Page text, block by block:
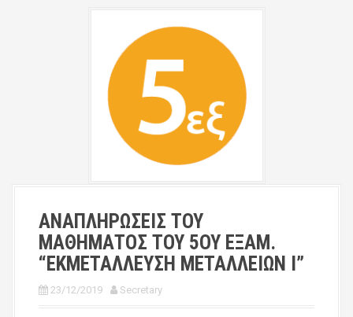
ΑΝΑΠΛΗΡΩΣΕΙΣ ΤΟΥ
ΜΑΘΗΜΑΤΟΣ ΤΟΥ 5ΟΥ ΕΞΑΜ.
“ΕΚΜΕΤΑΛΛΕΥΣΗ ΜΕΤΑΛΛΕΙΩΝ Ι”
23/12/2019 Secretary